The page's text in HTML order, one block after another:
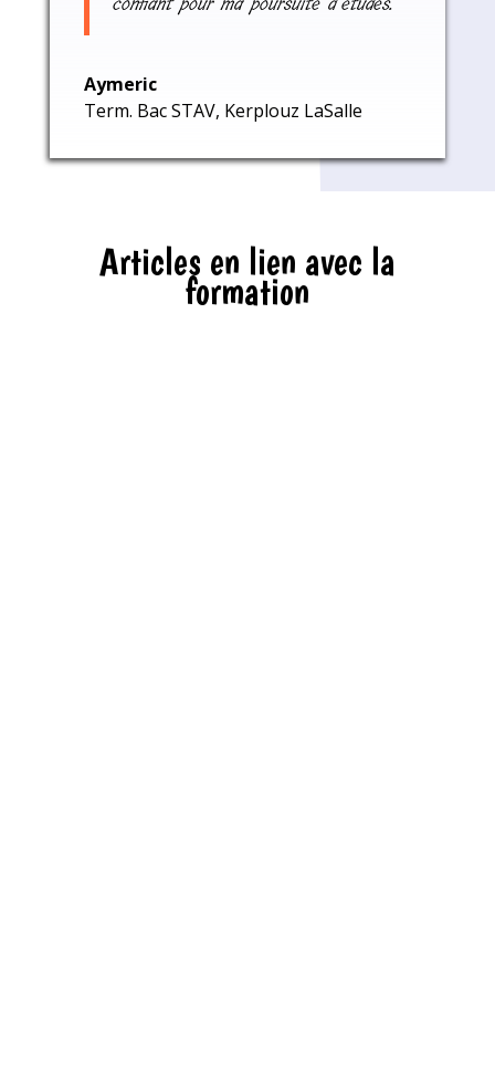
Aymeric
Term. Bac STAV, Kerplouz LaSalle
Articles en lien avec la
formation